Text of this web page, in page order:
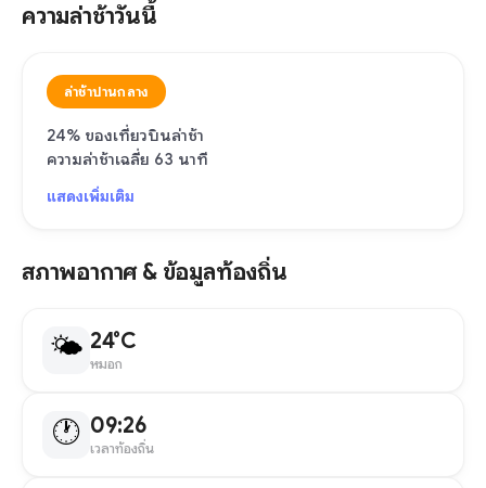
ความล่าช้าวันนี้
ล่าช้าปานกลาง
24% ของเที่ยวบินล่าช้า
ความล่าช้าเฉลี่ย 63 นาที
แสดงเพิ่มเติม
สภาพอากาศ & ข้อมูลท้องถิ่น
🌤 24°C
หมอก
🕐 09:26
เวลาท้องถิ่น